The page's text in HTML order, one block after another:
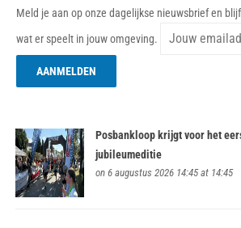
Meld je aan op onze dagelijkse nieuwsbrief en
wat er speelt in jouw omgeving.
Posbankloop krijgt voor het
jubileumeditie
on 6 augustus 2026 14:45 at 14:45